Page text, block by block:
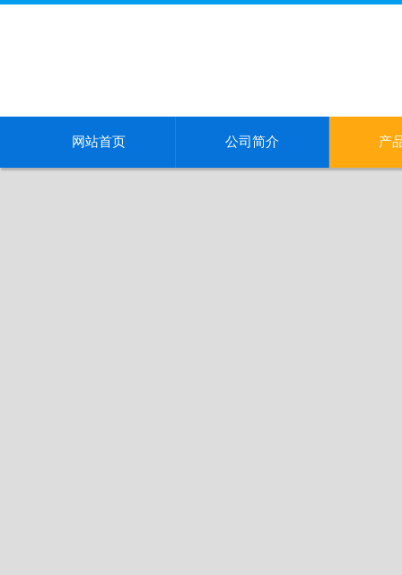
网站首页 公司简介 产